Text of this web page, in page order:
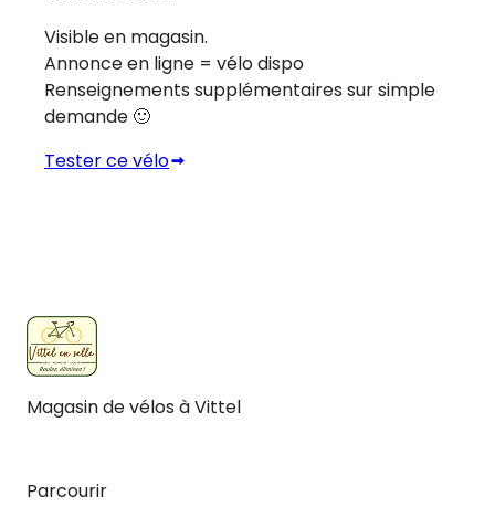
Visible en magasin.
Annonce en ligne = vélo dispo
Renseignements supplémentaires sur simple
demande 🙂
Tester ce vélo
Magasin de vélos à Vittel
Parcourir